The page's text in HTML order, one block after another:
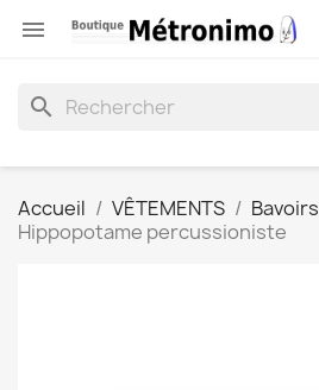

search
Accueil VÊTEMENTS Bavoirs
Hippopotame percussioniste